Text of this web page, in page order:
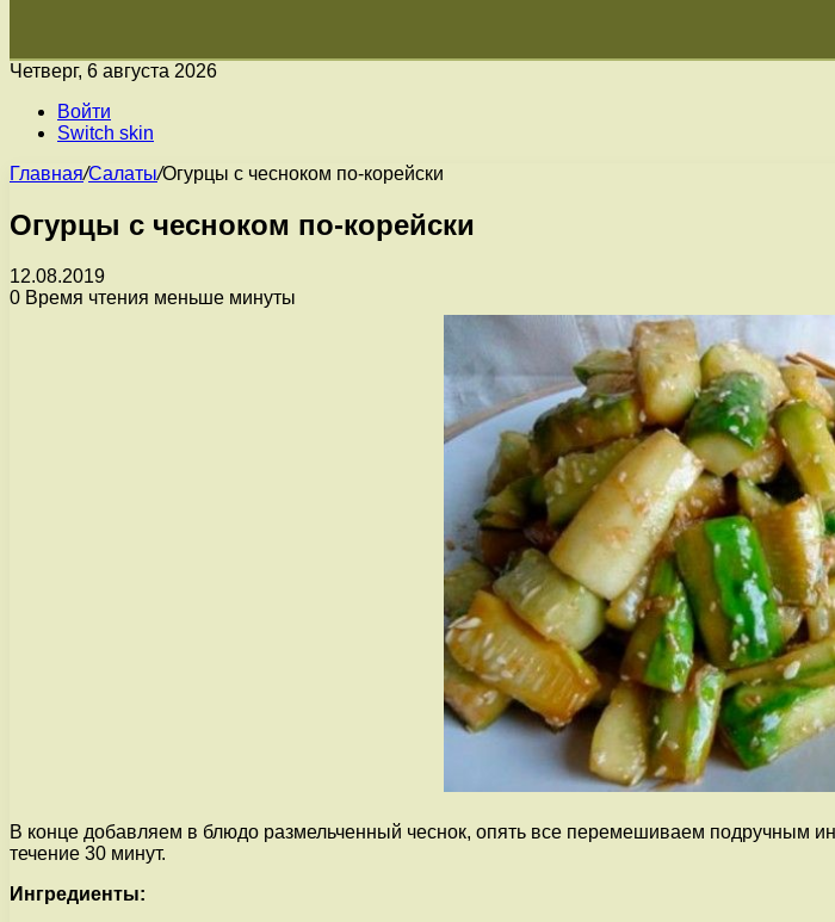
Четверг, 6 августа 2026
Войти
Switch skin
Главная/Салаты/Огурцы с чесноком по-корейски
Огурцы с чесноком по-корейски
12.08.2019
0 Время чтения меньше минуты
В конце добавляем в блюдо размельченный чеснок, опять все перемешиваем подручным
течение 30 минут.
Ингредиенты: